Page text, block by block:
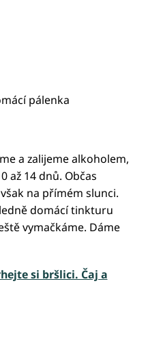
pálenka
a zalijeme alkoholem,
až 14 dnů. Občas
na přímém slunci.
domácí tinkturu
vymačkáme. Dáme
si bršlici. Čaj a